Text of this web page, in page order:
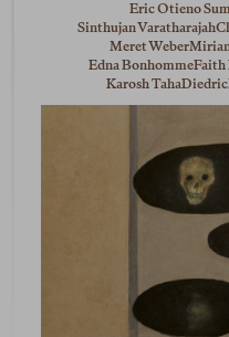
Eric Otieno
Sinthujan Varatharajah
Meret Weber
Edna BonhommeFaith
Karosh Taha